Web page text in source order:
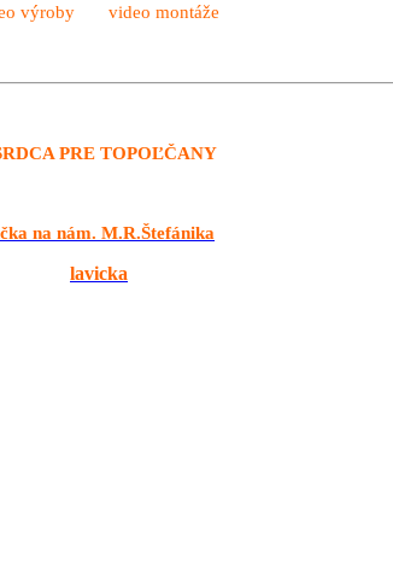
výroby video montáže
PRE TOPOĽČANY
na nám. M.R.Štefánika